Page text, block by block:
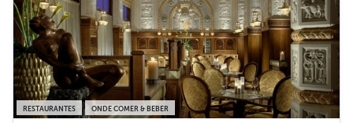
RESTAURANTES ONDE COMER & BEBER